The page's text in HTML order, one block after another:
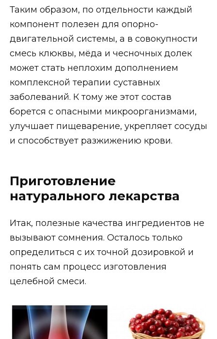
Таким образом, по отдельности каждый
компонент полезен для опорно-
двигательной системы, а в совокупности
смесь клюквы, мёда и чесночных долек
может стать неплохим дополнением
комплексной терапии суставных
заболеваний. К тому же этот состав
борется с опасными микроорганизмами,
улучшает пищеварение, укрепляет сосуды
и способствует разжижению крови.
Приготовление
натурального лекарства
Итак, полезные качества ингредиентов не
вызывают сомнения. Осталось только
определиться с их точной дозировкой и
понять сам процесс изготовления
целебной смеси.